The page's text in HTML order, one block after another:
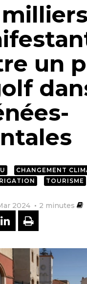
un
CHANGEMENT
TOURISME
2024 2 minutes
SUR
PARTAGER